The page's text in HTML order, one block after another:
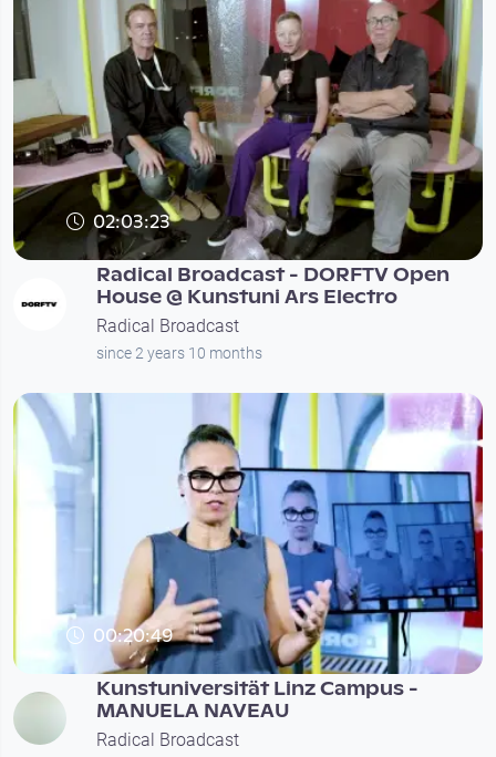
02:03:23
Radical Broadcast - DORFTV Open
House @ Kunstuni Ars Electro
Radical Broadcast
since 2 years 10 months
00:20:49
Kunstuniversität Linz Campus -
MANUELA NAVEAU
Radical Broadcast